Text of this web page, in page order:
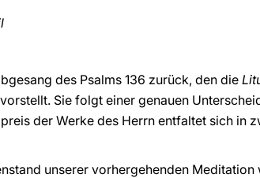
des Psalms 136 zurück, den die
Sie folgt einer genauen
der Werke des Herrn entfaltet sich in
unserer vorhergehenden